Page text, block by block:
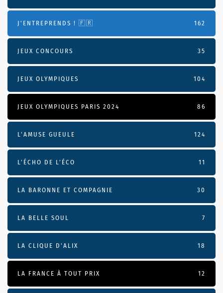
J'ENTREPRENDS ! 🇫🇷 162
JEUX CONCOURS 35
JEUX OLYMPIQUES 104
JEUX OLYMPIQUES PARIS 2024 86
L'AMUSE GUEULE 124
L’ÉCHO DE L’ÉCO 11
LA BARONNE ET COMPAGNIE 30
LA BELLE SOUL 7
LA CLIQUE D'ALIX 18
LA FRANCE À TOUT PRIX 12